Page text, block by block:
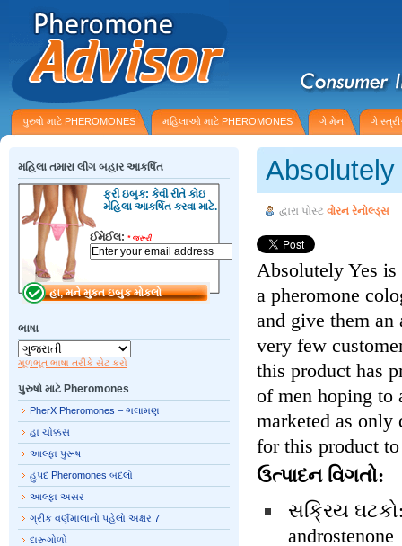
પુરુષો માટે PHEROMONES મહિલાઓ માટે PHEROMONES ગે મેન ગે
Absolutely
દ્વારા પોસ્ટ વોરન રેનોલ્ડ્સ
Absolutely Yes
a pheromone
and give them an
very few
this product has
of men hoping to
marketed as only
for this product
ઉત્પાદન વિગતો:
સક્રિય ઘટકો:
androstenone
મહિલા તમારા લીગ બહાર આકર્ષિત
ફ્રી ઇબુક: કેવી રીતે કોઇ
મહિલા આકર્ષિત કરવા માટે.
ઈમેઈલ: *જરૂરી
ભાષા
મૂળભૂત ભાષા તરીકે સેટ કરો
પુરુષો માટે Pheromones
PherX Pheromones – ભલામણ
હા ચોક્કસ
આલ્ફા પુરૂષ
હુંપદ Pheromones બદલો
આલ્ફા અસર
ગ્રીક વર્ણમાલાનો પહેલો અક્ષર 7
દારૂગોળો